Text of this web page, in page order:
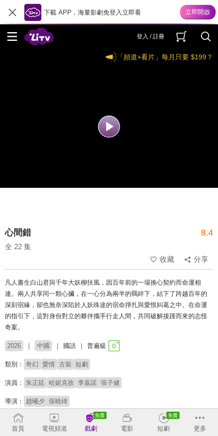
下載 APP，海量影劇免登入立即看
登入 / 註冊
「頻道+看片」每月只要 $199？
心間錯 8.4
全 22 集
收藏
分享
凡人書生白山君與千年大妖柳扶風，因百年前的一場換心契約而命運相
連。兩人共享同一顆心臟，在一心分為兩半的羈絆下，結下了跨越百年的
深刻宿緣，卻也無奈深陷於人妖殊途的宿命掙扎與愛恨糾葛之中。在命運
的指引下，這對身份對立的夥伴攜手行走人間，共同破解接踵而來的志怪
奇案。
2026 中國 國語 普遍級
類別： 奇幻 愛情 古裝 短劇
演員： 朱正廷 哈妮克孜 李嘉諾 張子健
導演： 趙曦夕 張曉琦
# 妖怪# 短劇推薦# 熱門短劇
# 奇幻愛情
首頁
電視頻道 戲劇 電影 短劇 更多